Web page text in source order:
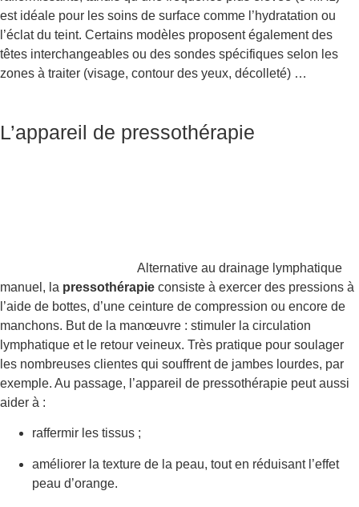
est idéale pour les soins de surface comme l’hydratation ou
l’éclat du teint. Certains modèles proposent également des
têtes interchangeables ou des sondes spécifiques selon les
zones à traiter (visage, contour des yeux, décolleté) …
L’appareil de pressothérapie
Alternative au drainage lymphatique
manuel, la pressothérapie consiste à exercer des pressions à
l’aide de bottes, d’une ceinture de compression ou encore de
manchons. But de la manœuvre : stimuler la circulation
lymphatique et le retour veineux. Très pratique pour soulager
les nombreuses clientes qui souffrent de jambes lourdes, par
exemple. Au passage, l’appareil de pressothérapie peut aussi
aider à :
raffermir les tissus ;
améliorer la texture de la peau, tout en réduisant l’effet
peau d’orange.